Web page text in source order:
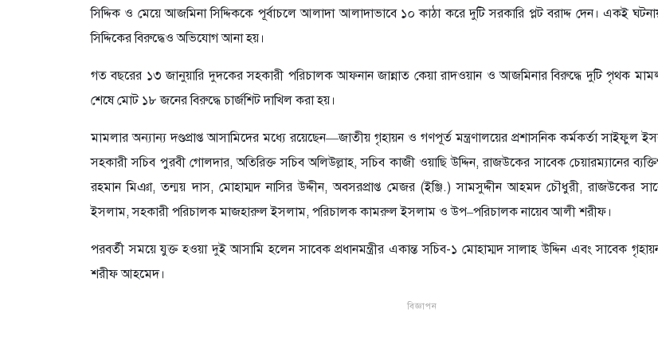
সিদ্দিক ও মেয়ে আজমিনা সিদ্দিককে পূর্বাচলে আলাদা আলাদাভাবে ১০ কাঠা করে দুটি সরকারি প্লট বরাদ্দ দেন। একই
সিদ্দিকের বিরুদ্ধেও অভিযোগ আনা হয়।
গত বছরের ১৩ জানুয়ারি দুদকের সহকারী পরিচালক আফনান জান্নাত কেয়া রাদওয়ান ও আজমিনার বিরুদ্ধে দুটি পৃথক
শেষে মোট ১৮ জনের বিরুদ্ধে চার্জশিট দাখিল করা হয়।
মামলার অন্যান্য দণ্ডপ্রাপ্ত আসামিদের মধ্যে রয়েছেন—জাতীয় গৃহায়ন ও গণপূর্ত মন্ত্রণালয়ের প্রশাসনিক কর্মকর্তা সাইফুল
সহকারী সচিব পুরবী গোলদার, অতিরিক্ত সচিব অলিউল্লাহ, সচিব কাজী ওয়াছি উদ্দিন, রাজউকের সাবেক চেয়ারম্যানের
রহমান মিঞা, তন্ময় দাস, মোহাম্মদ নাসির উদ্দীন, অবসরপ্রাপ্ত মেজর (ইঞ্জি.) সামসুদ্দীন আহমদ চৌধুরী, রাজউকের
ইসলাম, সহকারী পরিচালক মাজহারুল ইসলাম, পরিচালক কামরুল ইসলাম ও উপ–পরিচালক নায়েব আলী শরীফ।
পরবর্তী সময়ে যুক্ত হওয়া দুই আসামি হলেন সাবেক প্রধানমন্ত্রীর একান্ত সচিব-১ মোহাম্মদ সালাহ উদ্দিন এবং সাবেক গৃহায়ন
শরীফ আহমেদ।
বিজ্ঞাপন